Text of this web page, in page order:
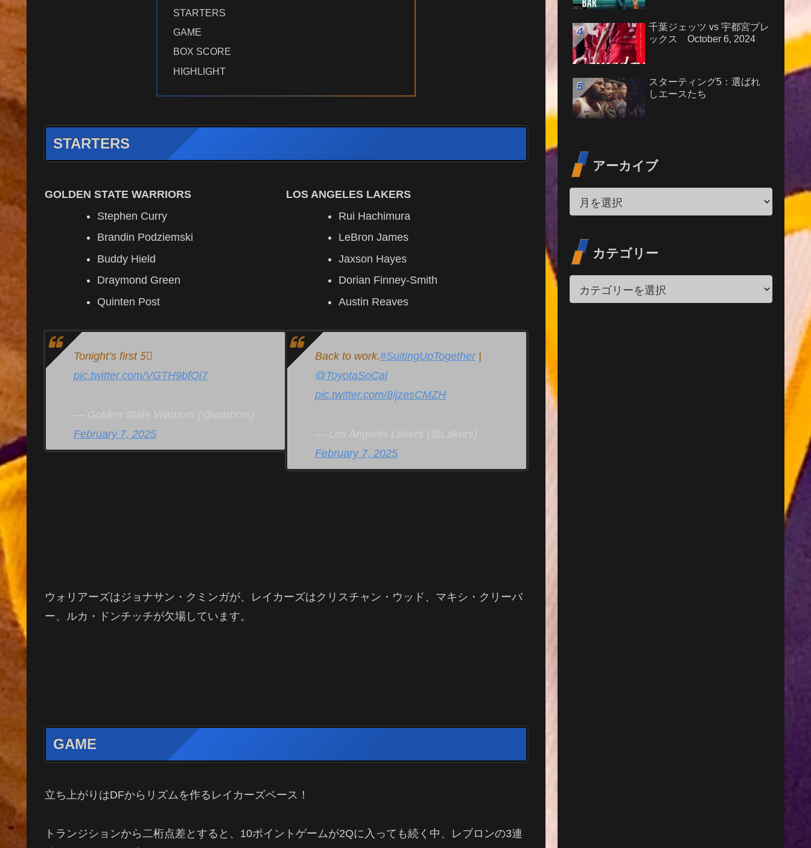
STARTERS
GAME
BOX SCORE
HIGHLIGHT
STARTERS
GOLDEN STATE WARRIORS
Stephen Curry
Brandin Podziemski
Buddy Hield
Draymond Green
Quinten Post
Tonight’s first 5⃣
pic.twitter.com/VGTH9bfQi7
— Golden State Warriors (@warriors)
February 7, 2025
LOS ANGELES LAKERS
Rui Hachimura
LeBron James
Jaxson Hayes
Dorian Finney-Smith
Austin Reaves
Back to work.#SuitingUpTogether|
@ToyotaSoCal
pic.twitter.com/8ijzesCMZH
— Los Angeles Lakers (@Lakers)
February 7, 2025
ウォリアーズはジョナサン・クミンガが、レイカーズはクリスチャン・ウッド、マキシ・クリーバ
ー、ルカ・ドンチッチが欠場しています。
GAME
立ち上がりはDFからリズムを作るレイカーズペース！
トランジションから二桁点差とすると、10ポイントゲームが2Qに入っても続く中、レブロンの3連
千葉ジェッツ vs 宇都宮ブレ
ックス October 6, 2024
スターティング5：選ばれ
しエースたち
アーカイブ
カテゴリー